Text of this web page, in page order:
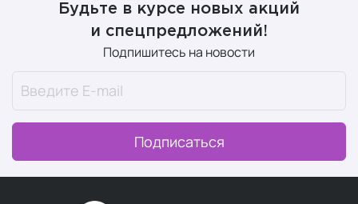
средств,подходящих для всех типов кожи и
отвечающих ее основным потребностям. В состав этих
средств входят компоненты, специально
чувствительной, проблемной, возрастной, отечной и
Косметические линейки
Будьте в курсе новых акций
и спецпредложений!
Подпишитесь на новости
Подписаться